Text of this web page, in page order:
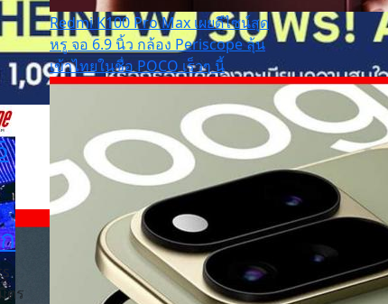
ตร
Redmi K100 Pro Max เผยดีไซน์สุด
หรู จอ 6.9 นิ้ว กล้อง Periscope ลุ้น
เข้าไทยในชื่อ POCO เร็วๆ นี้